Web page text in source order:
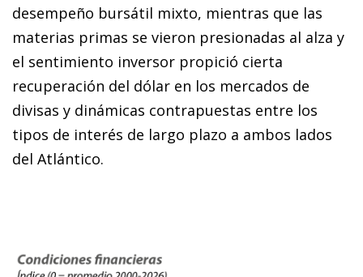
desempeño bursátil mixto, mientras que las
materias primas se vieron presionadas al alza y
el sentimiento inversor propició cierta
recuperación del dólar en los mercados de
divisas y dinámicas contrapuestas entre los
tipos de interés de largo plazo a ambos lados
del Atlántico.